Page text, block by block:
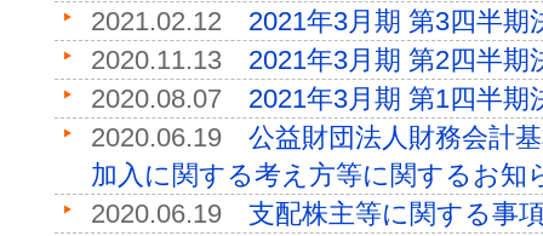
2021.02.12 2021年3月期 第3四半期
2020.11.13 2021年3月期 第2四半期
2020.08.07 2021年3月期 第1四半期
2020.06.19 公益財団法人財務会計
加入に関する考え方等に関するお知
2020.06.19 支配株主等に関する事